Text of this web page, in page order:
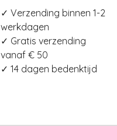
✓ Verzending binnen 1-2
werkdagen
✓ Gratis verzending
vanaf € 50
✓ 14 dagen bedenktijd